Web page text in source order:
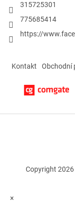
315725301
775685414
https://
Kontakt Obchodní
Copyright 2026
×